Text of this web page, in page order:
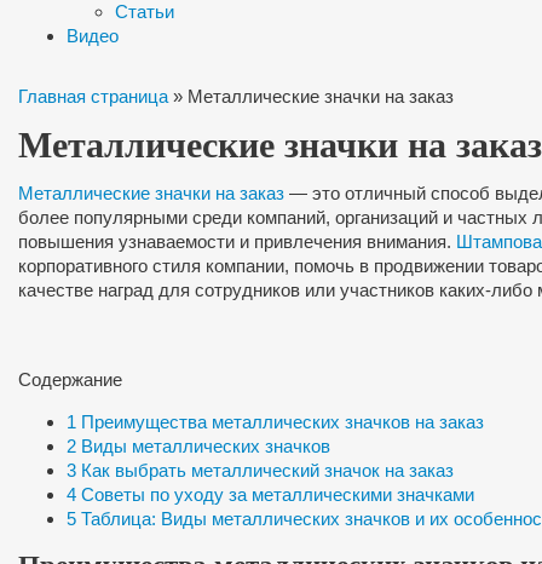
Статьи
Видео
Главная страница » Металлические значки на заказ
Металлические значки на заказ
Металлические значки на заказ — это отличный способ
более популярными среди компаний, организаций и
повышения узнаваемости и привлечения внимания.
корпоративного стиля компании, помочь в продвижении
качестве наград для сотрудников или участников каких-либо
Содержание
1 Преимущества металлических значков на заказ
2 Виды металлических значков
3 Как выбрать металлический значок на заказ
4 Советы по уходу за металлическими значками
5 Таблица: Виды металлических значков и их